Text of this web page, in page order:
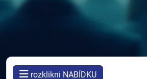
rozklikni NABÍDKU